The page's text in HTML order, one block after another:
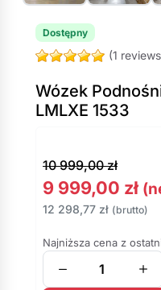
Dostępny
(1
Wózek
LMLXE 1533
10 999,00zł
9 999,00 zł
12 298,77 zł (brutto)
Najniższa cena z